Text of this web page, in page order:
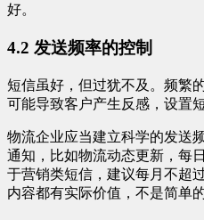
好。
4.2 发送频率的控制
短信虽好，但过犹不及。频繁
可能导致客户产生反感，设置
物流企业应当建立科学的发送
通知，比如物流动态更新，每
于营销类短信，建议每月不超
内容都有实际价值，不是简单的